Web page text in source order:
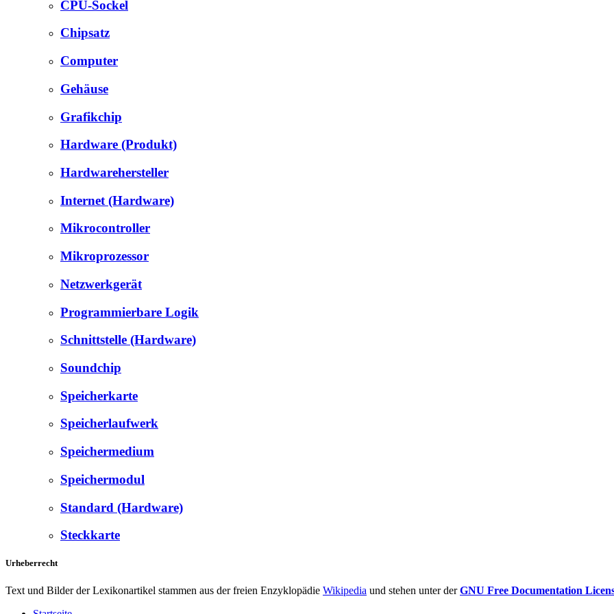
CPU-Sockel
Chipsatz
Computer
Gehäuse
Grafikchip
Hardware (Produkt)
Hardwarehersteller
Internet (Hardware)
Mikrocontroller
Mikroprozessor
Netzwerkgerät
Programmierbare Logik
Schnittstelle (Hardware)
Soundchip
Speicherkarte
Speicherlaufwerk
Speichermedium
Speichermodul
Standard (Hardware)
Steckkarte
Urheberrecht
Text und Bilder der Lexikonartikel stammen aus der freien Enzyklopädie Wikipedia und stehen unter derGNU Free Documentation